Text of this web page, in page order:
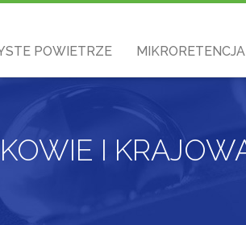
POWIETRZE MIKRORETENCJA